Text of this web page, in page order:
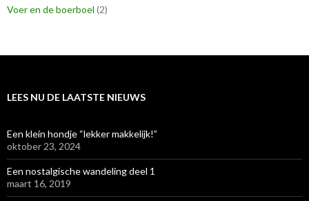
Voer en de boerboel (2)
LEES NU DE LAATSTE NIEUWS
Een klein hondje “lekker makkelijk!”
oktober 23, 2024
Een nostalgische wandeling deel 1
maart 16, 2019